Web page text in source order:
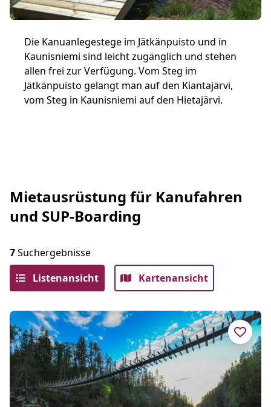
Die Kanuanlegestege im Jätkänpuisto und in
Kaunisniemi sind leicht zugänglich und stehen
allen frei zur Verfügung. Vom Steg im
Jätkänpuisto gelangt man auf den Kiantajärvi,
vom Steg in Kaunisniemi auf den Hietajärvi.
Mietausrüstung für Kanufahren
und SUP-Boarding
7Suchergebnisse
Listenansicht
Kartenansicht